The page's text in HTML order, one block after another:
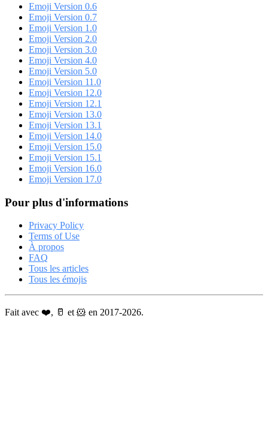
Emoji Version 0.6
Emoji Version 0.7
Emoji Version 1.0
Emoji Version 2.0
Emoji Version 3.0
Emoji Version 4.0
Emoji Version 5.0
Emoji Version 11.0
Emoji Version 12.0
Emoji Version 12.1
Emoji Version 13.0
Emoji Version 13.1
Emoji Version 14.0
Emoji Version 15.0
Emoji Version 15.1
Emoji Version 16.0
Emoji Version 17.0
Pour plus d'informations
Privacy Policy
Terms of Use
À propos
FAQ
Tous les articles
Tous les émojis
Fait avec ❤️, 🥛 et 🐹 en 2017-2026.